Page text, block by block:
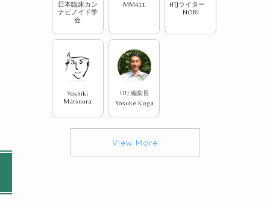
日本臨床カン
ナビノイド学
会
MM411
HTJライター
NORI
Yoshiki
Matsuura
HTJ 編集長
Yosuke Koga
View More